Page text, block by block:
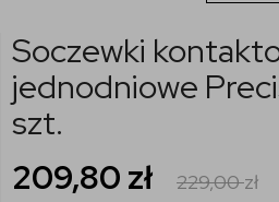
Soczewki
jednodniowe
szt.
209,80 zł 229,00zł